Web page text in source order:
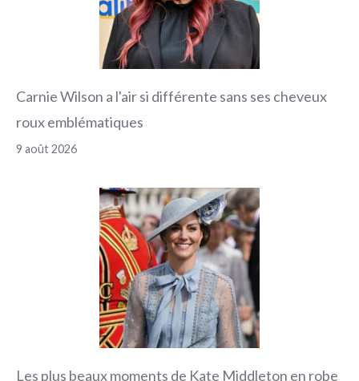
Carnie Wilson a l'air si différente sans ses cheveux
roux emblématiques
9 août 2026
Les plus beaux moments de Kate Middleton en robe